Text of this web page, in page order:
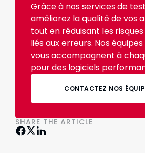
Grâce à nos services de
améliorez la qualité de vos
tout en réduisant les
liés aux erreurs. Nos
vous accompagnent à
pour des logiciels
CONTACTEZ NOS
SHARE THE ARTICLE